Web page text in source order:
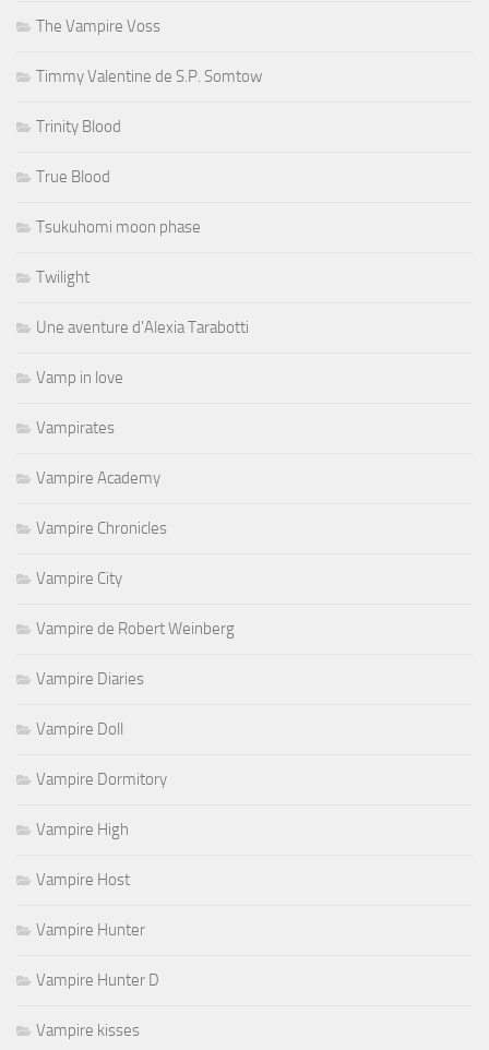
The Vampire Voss
Timmy Valentine de S.P. Somtow
Trinity Blood
True Blood
Tsukuhomi moon phase
Twilight
Une aventure d'Alexia Tarabotti
Vamp in love
Vampirates
Vampire Academy
Vampire Chronicles
Vampire City
Vampire de Robert Weinberg
Vampire Diaries
Vampire Doll
Vampire Dormitory
Vampire High
Vampire Host
Vampire Hunter
Vampire Hunter D
Vampire kisses